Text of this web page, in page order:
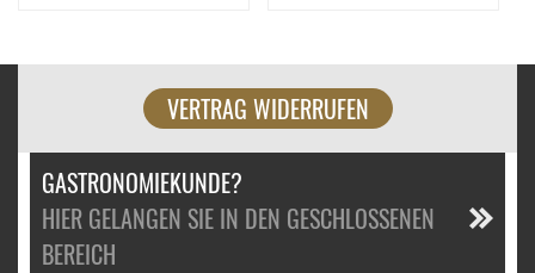
VERTRAG WIDERRUFEN
GASTRONOMIEKUNDE?
HIER GELANGEN SIE IN DEN GESCHLOSSENEN
BEREICH